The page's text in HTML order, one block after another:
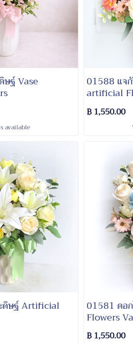
ฐ์ Vase
available
01588 แจ
artificial
฿ 1,550.00
01581 ดอ
Flowers
฿ 1,550.00